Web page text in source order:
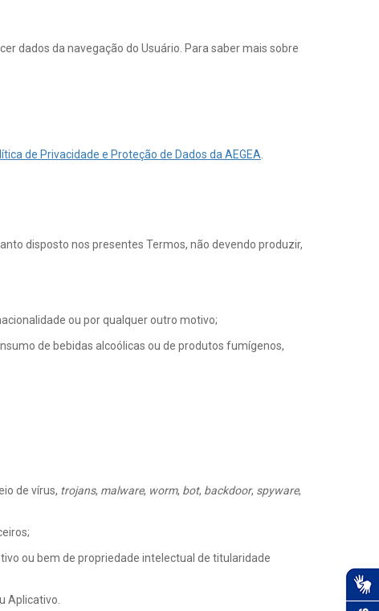
dados da navegação do Usuário. Para saber mais sobre
de Privacidade e Proteção de Dados da AEGEA
disposto nos presentes Termos, não devendo produzir,
ou por qualquer outro motivo;
de bebidas alcoólicas ou de produtos fumígenos,
de vírus, trojans, malware, worm, bot, backdoor, spyware,
ou bem de propriedade intelectual de titularidade
Aplicativo.